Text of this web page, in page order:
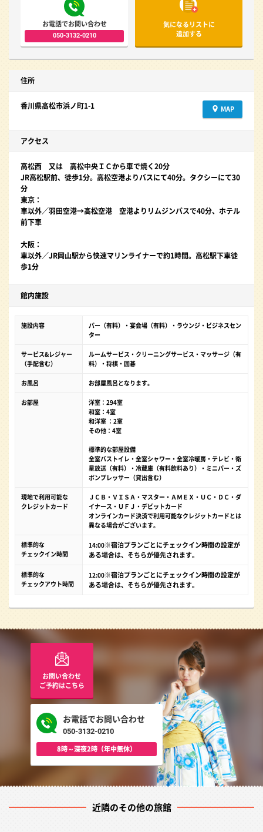
お電話でお問い合わせ
050-3132-0210
気になるリストに
追加する
住所
MAP
香川県高松市浜ノ町1-1
アクセス
高松西 又は 高松中央ＩＣから車で焼く20分
JR高松駅前、徒歩1分。高松空港よりバスにて40分。タクシーにて30
分
東京：
車以外／羽田空港→高松空港 空港よりリムジンバスで40分、ホテル
前下車
大阪：
車以外／JR岡山駅から快速マリンライナーで約1時間。高松駅下車徒
歩1分
館内施設
施設内容
バー（有料）・宴会場（有料）・ラウンジ・ビジネスセン
ター
サービス&レジャー
（手配含む）
ルームサービス・クリーニングサービス・マッサージ（有
料）・将棋・囲碁
お風呂 お部屋風呂となります。
お部屋
洋室：294室
和室：4室
和洋室 ：2室
その他：4室
標準的な部屋設備
全室バストイレ・全室シャワー・全室冷暖房・テレビ・衛
星放送（有料）・冷蔵庫（有料飲料あり）・ミニバー・ズ
ボンプレッサー（貸出含む）
現地で利用可能な
クレジットカード
ＪＣＢ・ＶＩＳＡ・マスター・ＡＭＥＸ・ＵＣ・ＤＣ・ダ
イナース・ＵＦＪ・デビットカード
オンラインカード決済で利用可能なクレジットカードとは
異なる場合がございます。
標準的な
チェックイン時間
14:00※宿泊プランごとにチェックイン時間の設定が
ある場合は、そちらが優先されます。
標準的な
チェックアウト時間
12:00※宿泊プランごとにチェックイン時間の設定が
ある場合は、そちらが優先されます。
お問い合わせ
ご予約はこちら
お電話でお問い合わせ
050-3132-0210
8時～深夜2時（年中無休）
近隣のその他の旅館